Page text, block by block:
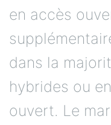
en accès
dans la
hybrides ou
ouvert. Le